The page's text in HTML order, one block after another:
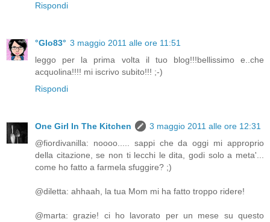
Rispondi
°Glo83° 3 maggio 2011 alle ore 11:51
leggo per la prima volta il tuo blog!!!bellissimo e..che
acquolina!!!! mi iscrivo subito!!! ;-)
Rispondi
One Girl In The Kitchen
3 maggio 2011 alle ore 12:31
@fiordivanilla: noooo..... sappi che da oggi mi approprio
della citazione, se non ti lecchi le dita, godi solo a meta'...
come ho fatto a farmela sfuggire? ;)
@diletta: ahhaah, la tua Mom mi ha fatto troppo ridere!
@marta: grazie! ci ho lavorato per un mese su questo